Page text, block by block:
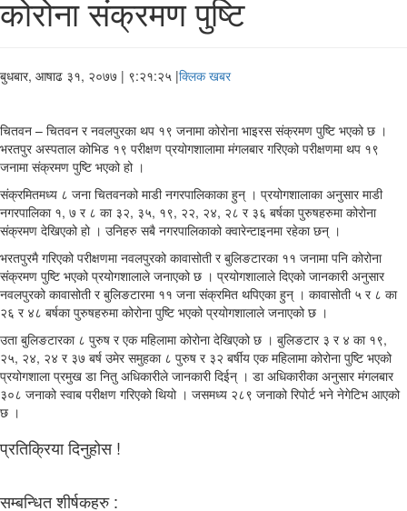
कोरोना संक्रमण पुष्टि
बुधबार, आषाढ ३१, २०७७ | ९:२१:२५ |क्लिक खबर
चितवन – चितवन र नवलपुरका थप १९ जनामा कोरोना भाइरस संक्रमण पुष्टि भएको छ ।
भरतपुर अस्पताल कोभिड १९ परीक्षण प्रयोगशालामा मंगलबार गरिएको परीक्षणमा थप १९
जनामा संक्रमण पुष्टि भएको हो ।
संक्रमितमध्य ८ जना चितवनको माडी नगरपालिकाका हुन् । प्रयोगशालाका अनुसार माडी
नगरपालिका १, ७ र ८ का ३२, ३५, १९, २२, २४, २८ र ३६ बर्षका पुरुषहरुमा कोरोना
संक्रमण देखिएको हो । उनिहरु सबै नगरपालिकाको क्वारेन्टाइनमा रहेका छन् ।
भरतपुरमै गरिएको परीक्षणमा नवलपुरको कावासोती र बुलिङटारका ११ जनामा पनि कोरोना
संक्रमण पुष्टि भएको प्रयोगशालाले जनाएको छ । प्रयोगशालाले दिएको जानकारी अनुसार
नवलपुरको कावासोती र बुलिङटारमा ११ जना संक्रमित थपिएका हुन् । कावासोती ५ र ८ का
२६ र ४८ बर्षका पुरुषहरुमा कोरोना पुष्टि भएको प्रयोगशालाले जनाएको छ ।
उता बुलिङटारका ८ पुरुष र एक महिलामा कोरोना देखिएको छ । बुलिङटार ३ र ४ का १९,
२५, २४, २४ र ३७ बर्ष उमेर समुहका ८ पुरुष र ३२ बर्षीय एक महिलामा कोरोना पुष्टि भएको
प्रयोगशाला प्रमुख डा नितु अधिकारीले जानकारी दिईन् । डा अधिकारीका अनुसार मंगलबार
३०८ जनाको स्वाब परीक्षण गरिएको थियो । जसमध्य २८९ जनाको रिपोर्ट भने नेगेटिभ आएको
छ ।
प्रतिक्रिया दिनुहोस !
सम्बन्धित शीर्षकहरु :